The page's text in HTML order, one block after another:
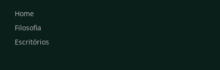
Home
Filosofia
Escritórios